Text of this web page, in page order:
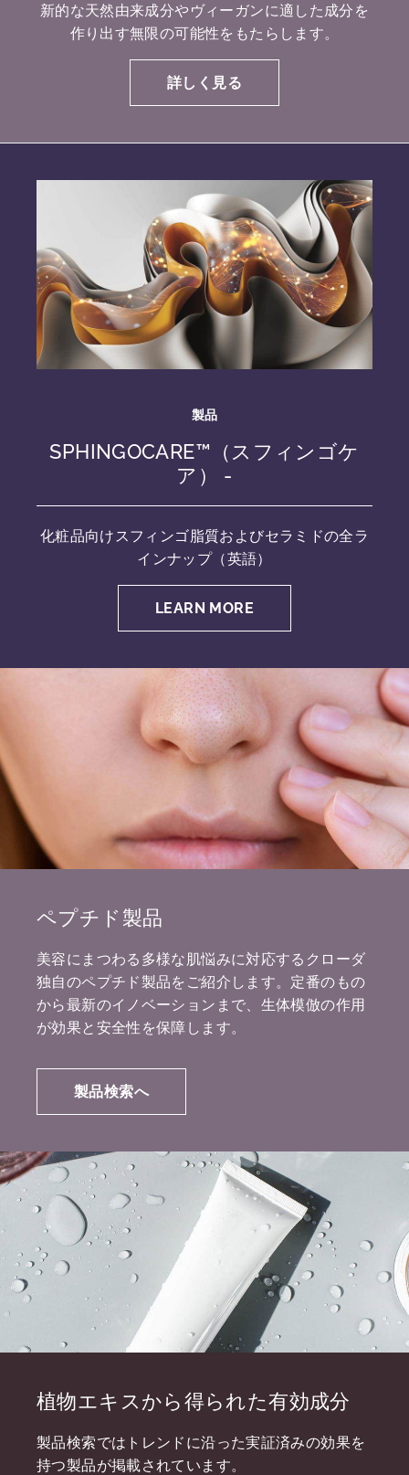
新的な天然由来成分やヴィーガンに適した成分を
作り出す無限の可能性をもたらします。
詳しく見る
製品
SPHINGOCARE™（スフィンゴケ
ア） -
化粧品向けスフィンゴ脂質およびセラミドの全ラ
インナップ（英語）
LEARN MORE
ペプチド製品
美容にまつわる多様な肌悩みに対応するクローダ
独自のペプチド製品をご紹介します。定番のもの
から最新のイノベーションまで、生体模倣の作用
が効果と安全性を保障します。
製品検索へ
植物エキスから得られた有効成分
製品検索ではトレンドに沿った実証済みの効果を
持つ製品が掲載されています。